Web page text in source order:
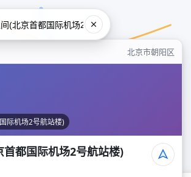
北京市朝阳区
际机场2号航站楼)
首都国际机场2号航站楼)